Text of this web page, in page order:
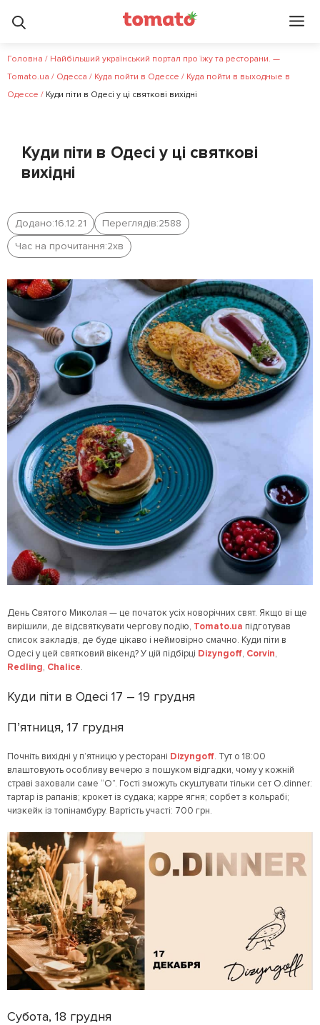
Головна / Найбільший український портал про їжу та ресторани. —
Tomato.ua / Одесса / Куда пойти в Одессе / Куда пойти в выходные в
Одессе / Куди піти в Одесі у ці святкові вихідні
Куди піти в Одесі у ці святкові
вихідні
Додано:16.12.21 Переглядів:2588
Час на прочитання:2хв
День Святого Миколая — це початок усіх новорічних свят. Якщо ві ще
вирішили, де відсвяткувати чергову подію, Tomato.ua підготував
список закладів, де буде цікаво і неймовірно смачно. Куди піти в
Одесі у цей святковий вікенд? У цій підбірці Dizyngoff, Corvin,
Redling, Chalice.
Куди піти в Одесі 17 – 19 грудня
П’ятниця, 17 грудня
Почніть вихідні у п’ятницю у ресторані Dizyngoff. Тут о 18:00
влаштовують особливу вечерю з пошуком відгадки, чому у кожній
страві заховали саме “О”. Гості зможуть скуштувати тільки сет O.dinner:
тартар із рапанів; крокет із судака; карре ягня; сорбет з кольрабі;
чизкейк із топінамбуру. Вартість участі: 700 грн.
Субота, 18 грудня